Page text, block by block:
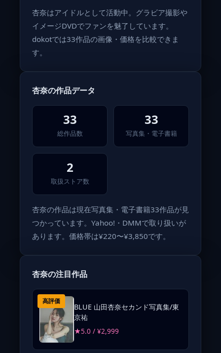
杏奈はアイドルとして活動中。グラビア撮影や
イメージDVDでファンを魅了しています。
dokotでは33作品の画像・価格を比較できま
す。
杏奈の作品データ
33
総作品数
33
写真集・電子書籍
2
取扱ストア数
杏奈の作品は現在写真集・電子書籍33作品が見
つかっています。Yahoo!・DMMで取り扱いが
あります。価格帯は¥220〜¥3,850です。
杏奈の注目作品
高評価
BLUE 山田杏奈セカンド写真集/東
京祐
★5.0 / ¥2,999